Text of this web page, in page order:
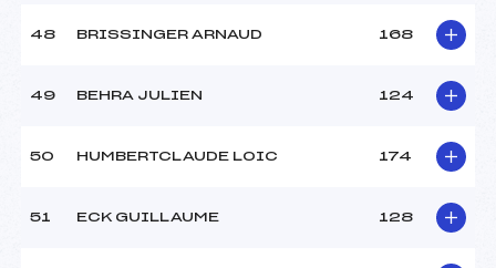
48 BRISSINGER ARNAUD 168
49 BEHRA JULIEN 124
50 HUMBERTCLAUDE LOIC 174
51 ECK GUILLAUME 128